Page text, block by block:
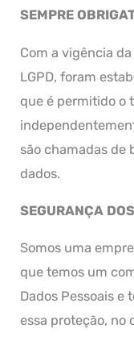
SEMPRE
Com a vigência
LGPD, foram
que é permitido o
são chamadas de
dados.
SEGURANÇA
Somos uma
que temos um
Dados Pessoais e
essa proteção, no